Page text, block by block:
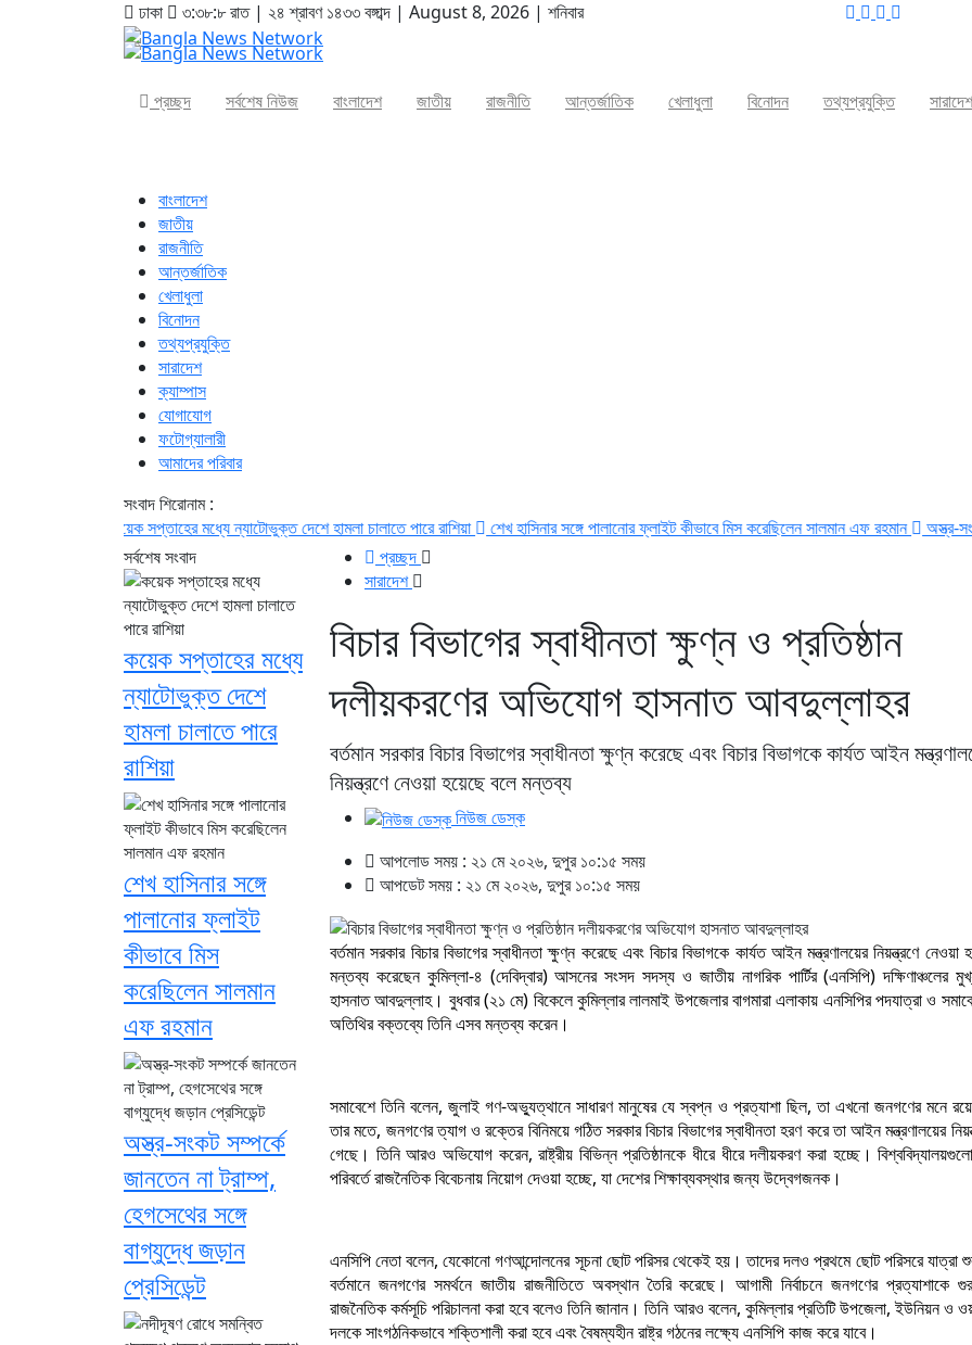
ঢাকা ৩:৩৮:৯ রাত| ২৪ শ্রাবণ ১৪৩৩ বঙ্গাব্দ | August 8, 2026 | শনিবার
প্রচ্ছদ সর্বশেষ নিউজ বাংলাদেশ জাতীয় রাজনীতি আন্তর্জাতিক খেলাধুলা বিনোদন তথ্যপ্রযুক্তি সারাদেশ
বাংলাদেশ
জাতীয়
রাজনীতি
আন্তর্জাতিক
খেলাধুলা
বিনোদন
তথ্যপ্রযুক্তি
সারাদেশ
ক্যাম্পাস
যোগাযোগ
ফটোগ্যালারী
আমাদের পরিবার
সংবাদ শিরোনাম :
কয়েক সপ্তাহের মধ্যে ন্যাটোভুক্ত দেশে হামলা চালাতে পারে রাশিয়া শেখ হাসিনার সঙ্গে পালানোর ফ্লাইট কীভাবে মিস করেছিলেন সালমান এফ রহমান অস্ত্র-সংকট সম্পর্কে
প্রচ্ছদ
সারাদেশ
বিচার বিভাগের স্বাধীনতা ক্ষুণ্ন ও প্রতিষ্ঠান
দলীয়করণের অভিযোগ হাসনাত আবদুল্লাহর
বর্তমান সরকার বিচার বিভাগের স্বাধীনতা ক্ষুণ্ন করেছে এবং বিচার বিভাগকে কার্যত আইন
নিয়ন্ত্রণে নেওয়া হয়েছে বলে মন্তব্য
নিউজ ডেস্ক
আপলোড সময় : ২১ মে ২০২৬, দুপুর ১০:১৫ সময়
আপডেট সময় : ২১ মে ২০২৬, দুপুর ১০:১৫ সময়
বর্তমান সরকার বিচার বিভাগের স্বাধীনতা ক্ষুণ্ন করেছে এবং বিচার বিভাগকে কার্যত আইন মন্ত্রণালয়ের নিয়ন্ত্রণে নেওয়া
মন্তব্য করেছেন কুমিল্লা-৪ (দেবিদ্বার) আসনের সংসদ সদস্য ও জাতীয় নাগরিক পার্টির (এনসিপি) দক্ষিণাঞ্চলের
হাসনাত আবদুল্লাহ। বুধবার (২১ মে) বিকেলে কুমিল্লার লালমাই উপজেলার বাগমারা এলাকায় এনসিপির পদযাত্রা ও
অতিথির বক্তব্যে তিনি এসব মন্তব্য করেন।
সমাবেশে তিনি বলেন, জুলাই গণ-অভ্যুত্থানে সাধারণ মানুষের যে স্বপ্ন ও প্রত্যাশা ছিল, তা এখনো জনগণের মনে
তার মতে, জনগণের ত্যাগ ও রক্তের বিনিময়ে গঠিত সরকার বিচার বিভাগের স্বাধীনতা হরণ করে তা আইন মন্ত্রণালয়ের
গেছে। তিনি আরও অভিযোগ করেন, রাষ্ট্রীয় বিভিন্ন প্রতিষ্ঠানকে ধীরে ধীরে দলীয়করণ করা হচ্ছে।
পরিবর্তে রাজনৈতিক বিবেচনায় নিয়োগ দেওয়া হচ্ছে, যা দেশের শিক্ষাব্যবস্থার জন্য উদ্বেগজনক।
এনসিপি নেতা বলেন, যেকোনো গণআন্দোলনের সূচনা ছোট পরিসর থেকেই হয়। তাদের দলও প্রথমে ছোট পরিসরে যাত্রা
বর্তমানে জনগণের সমর্থনে জাতীয় রাজনীতিতে অবস্থান তৈরি করেছে। আগামী নির্বাচনে জনগণের প্রত্যাশাকে
রাজনৈতিক কর্মসূচি পরিচালনা করা হবে বলেও তিনি জানান। তিনি আরও বলেন, কুমিল্লার প্রতিটি উপজেলা, ইউনিয়ন ও
দলকে সাংগঠনিকভাবে শক্তিশালী করা হবে এবং বৈষম্যহীন রাষ্ট্র গঠনের লক্ষ্যে এনসিপি কাজ করে যাবে।
সর্বশেষ সংবাদ
কয়েক সপ্তাহের মধ্যে
ন্যাটোভুক্ত দেশে
হামলা চালাতে পারে
রাশিয়া
শেখ হাসিনার সঙ্গে
পালানোর ফ্লাইট
কীভাবে মিস
করেছিলেন সালমান
এফ রহমান
অস্ত্র-সংকট সম্পর্কে
জানতেন না ট্রাম্প,
হেগসেথের সঙ্গে
বাগ্‌যুদ্ধে জড়ান
প্রেসিডেন্ট